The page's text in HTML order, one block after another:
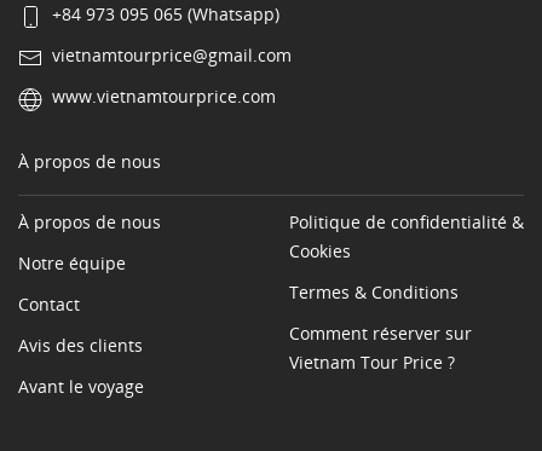
+84 973 095 065 (Whatsapp)
vietnamtourprice@gmail.com
www.vietnamtourprice.com
À propos de nous
À propos de nous
Notre équipe
Contact
Avis des clients
Avant le voyage
Politique de confidentialité &
Cookies
Termes & Conditions
Comment réserver sur
Vietnam Tour Price ?